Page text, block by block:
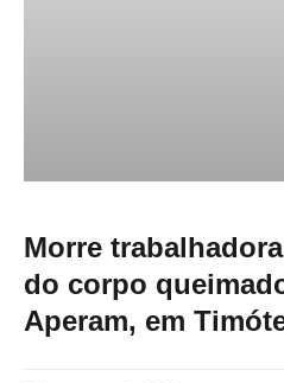
Morre
do corpo
Aperam, em